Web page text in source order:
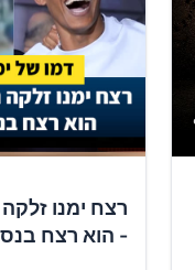
רצח ימנו
- הוא רצח